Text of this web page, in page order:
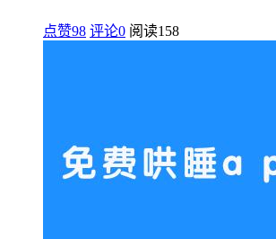
点赞98 评论0 阅读158